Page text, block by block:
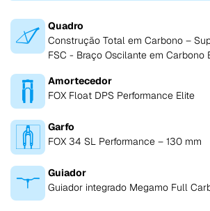
Quadro
Construção Total em Carbono –
FSC - Braço Oscilante em Carbono
Amortecedor
FOX Float DPS Performance Elite
Garfo
FOX 34 SL Performance – 130 mm
Guiador
Guiador integrado Megamo Full